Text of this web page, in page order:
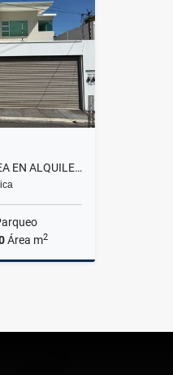
US$180,000
CASA CONTEMPORÁNEA EN ALQUILER EN BELLO HORIZONTE, ESCAZÚ | RESIDENCIA
Área m2